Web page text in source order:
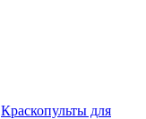
Краскопульты для